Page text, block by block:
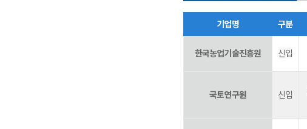
기업명 구분
한국농업기술진흥원 신입
국토연구원 신입